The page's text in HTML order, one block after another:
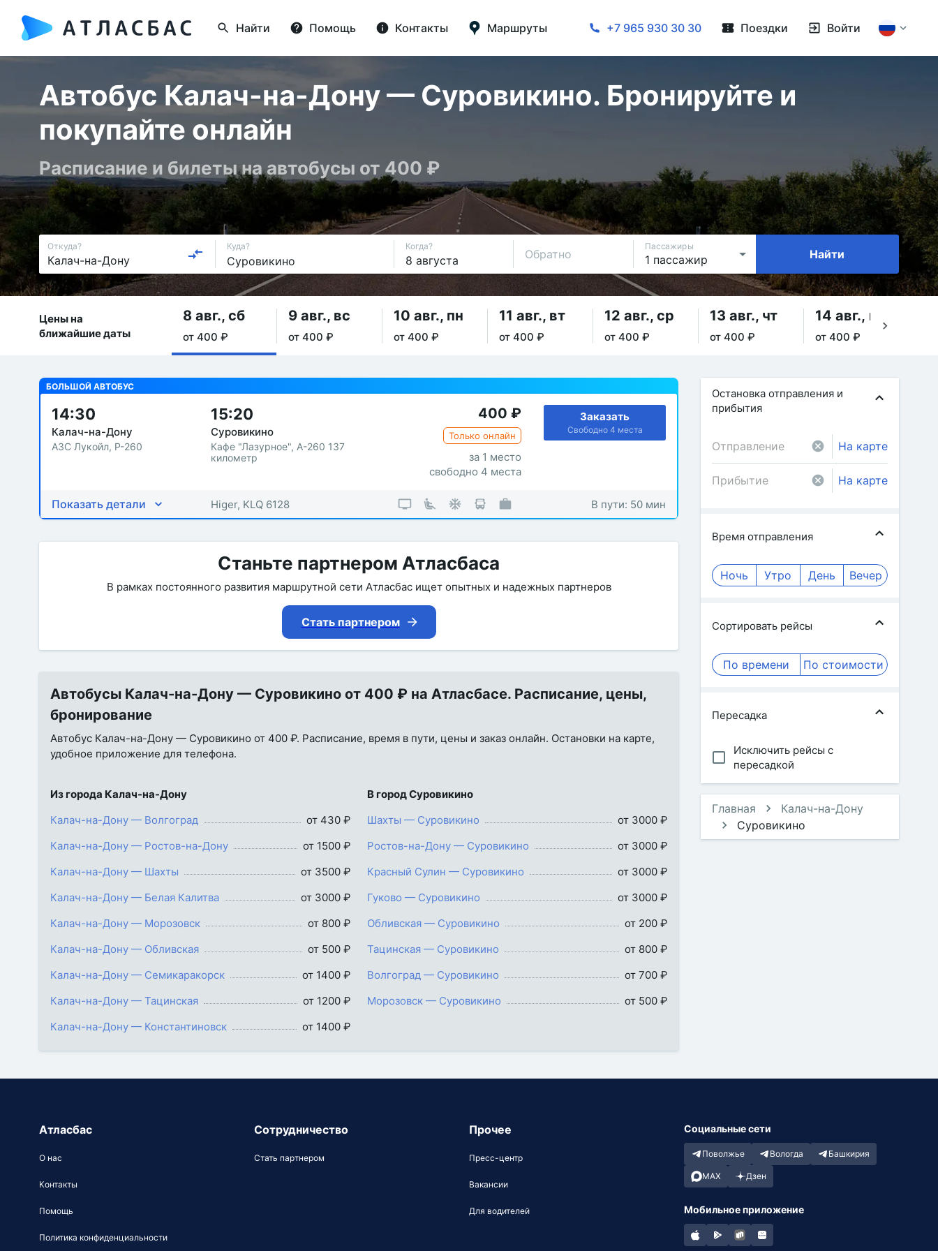
Найти Помощь Контакты Маршруты +7 965 930 30 30 Поездки Войти
Автобус Калач-на-Дону — Суровикино. Бронируйте и
покупайте онлайн
Расписание и билеты на автобусы от 400 ₽
Откуда? Куда? Когда?
Обратно
Пассажиры
Найти
Цены на
ближайшие даты
8 авг., сб
от 400 ₽
9 авг., вс
от 400 ₽
10 авг., пн
от 400 ₽
11 авг., вт
от 400 ₽
12 авг., ср
от 400 ₽
13 авг., чт
от 400 ₽
14 авг., пт
от 400 ₽
БОЛЬШОЙ АВТОБУС
14:30
Калач-на-Дону
АЗС Лукойл, Р-260
15:20
Суровикино
Кафе "Лазурное", А-260 137
километр
400 ₽
Только онлайн
за 1 место
свободно 4 места
Заказать
Свободно 4 места
Показать детали Higer, KLQ 6128 В пути: 50 мин
Станьте партнером Атласбаса
В рамках постоянного развития маршрутной сети Атласбас ищет опытных и надежных партнеров
Стать партнером
Автобусы Калач-на-Дону — Суровикино от 400 ₽ на Атласбасе. Расписание, цены,
бронирование
Автобус Калач-на-Дону — Суровикино от 400 ₽. Расписание, время в пути, цены и заказ онлайн. Остановки на карте,
удобное приложение для телефона.
Из города Калач-на-Дону
Калач-на-Дону — Волгоград
от 430 ₽
Калач-на-Дону — Ростов-на-Дону
от 1500 ₽
Калач-на-Дону — Шахты
от 3500 ₽
Калач-на-Дону — Белая Калитва
от 3000 ₽
Калач-на-Дону — Морозовск
от 800 ₽
Калач-на-Дону — Обливская
от 500 ₽
Калач-на-Дону — Семикаракорск
от 1400 ₽
Калач-на-Дону — Тацинская
от 1200 ₽
Калач-на-Дону — Константиновск
от 1400 ₽
В город Суровикино
Шахты — Суровикино
от 3000 ₽
Ростов-на-Дону — Суровикино
от 3000 ₽
Красный Сулин — Суровикино
от 3000 ₽
Гуково — Суровикино
от 3000 ₽
Обливская — Суровикино
от 200 ₽
Тацинская — Суровикино
от 800 ₽
Волгоград — Суровикино
от 700 ₽
Морозовск — Суровикино
от 500 ₽
Остановка отправления и
прибытия
На карте
На карте
Время отправления
Ночь Утро День Вечер
Сортировать рейсы
По времени По стоимости
Пересадка
Исключить рейсы с
пересадкой
Главная
Калач-на-Дону
Суровикино
Атласбас
О нас
Контакты
Помощь
Политика конфиденциальности
Сотрудничество
Стать партнером
Прочее
Пресс-центр
Вакансии
Для водителей
Социальные сети
Поволжье Вологда Башкирия
MAX Дзен
Мобильное приложение